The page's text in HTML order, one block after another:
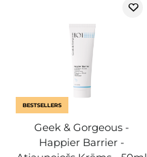
BESTSELLERS
Geek & Gorgeous -
Happier Barrier -